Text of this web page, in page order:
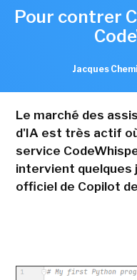
Pour contrer
Jacques
Le marché des
d'IA est très actif
service
intervient quelques
officiel de Copilot